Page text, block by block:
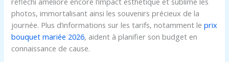
photos, immortalisant ainsi les souvenirs précieux de la
journée. Plus d’informations sur les tarifs, notamment leprix
bouquet mariée 2026, aident à planifier son budget en
connaissance de cause.